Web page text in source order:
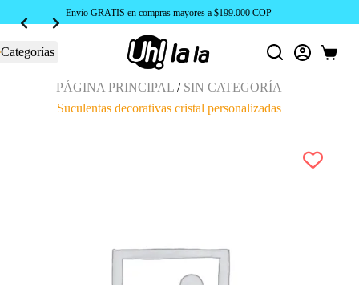
Envío GRATIS en compras mayores a $199.000 COP
Categorías
Carro
PÁGINA PRINCIPAL/ SIN CATEGORÍA
Suculentas decorativas cristal personalizadas